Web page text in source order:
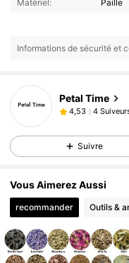
Matériel: Paille
Informations de sécurité et
Petal Time
4,53 4
Suivre
Vous Aimerez Aussi
recommander Outils &